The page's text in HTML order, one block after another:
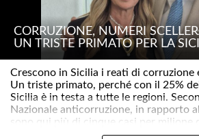
CORRUZIONE, NUMERI
UN TRISTE PRIMATO PER LA
Crescono in Sicilia i reati di corruzione
Un triste primato, perché con il 25%
Sicilia è in testa a tutte le regioni.
Nazionale anticorruzione, in rapporto
sono qui più di cinque casi per milione